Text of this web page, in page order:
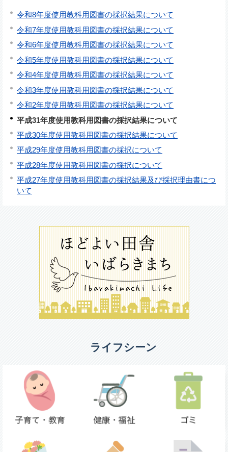
令和8年度使用教科用図書の採択結果について
令和7年度使用教科用図書の採択結果について
令和6年度使用教科用図書の採択結果について
令和5年度使用教科用図書の採択結果について
令和4年度使用教科用図書の採択結果について
令和3年度使用教科用図書の採択結果について
令和2年度使用教科用図書の採択結果について
平成31年度使用教科用図書の採択結果について
平成30年度使用教科用図書の採択結果について
平成29年度使用教科用図書の採択について
平成28年度使用教科用図書の採択について
平成27年度使用教科用図書の採択結果及び採択理由書につ
いて
ライフシーン